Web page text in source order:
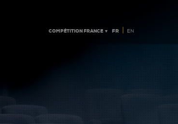
COMPÉTITION FRANCE ▼ FR | EN